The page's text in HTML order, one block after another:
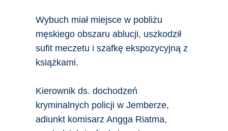
Wybuch miał miejsce w pobliżu
męskiego obszaru ablucji, uszkodził
sufit meczetu i szafkę ekspozycyjną z
książkami.
Kierownik ds. dochodzeń
kryminalnych policji w Jemberze,
adiunkt komisarz Angga Riatma,